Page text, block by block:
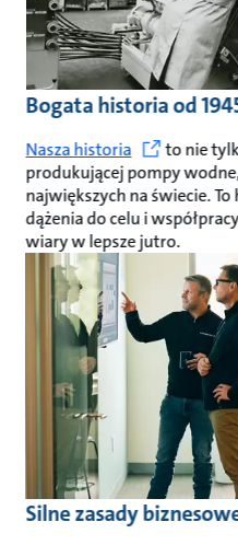
Bogata historia od
Nasza historia
to nie
produkującej pompy
największych na świecie.
dążenia do celu i
wiary w lepsze jutro.
Silne zasady